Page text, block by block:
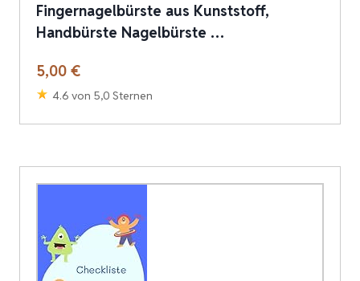
Fingernagelbürste aus Kunststoff,
Handbürste Nagelbürste …
5,00 €
4.6 von 5,0 Sternen